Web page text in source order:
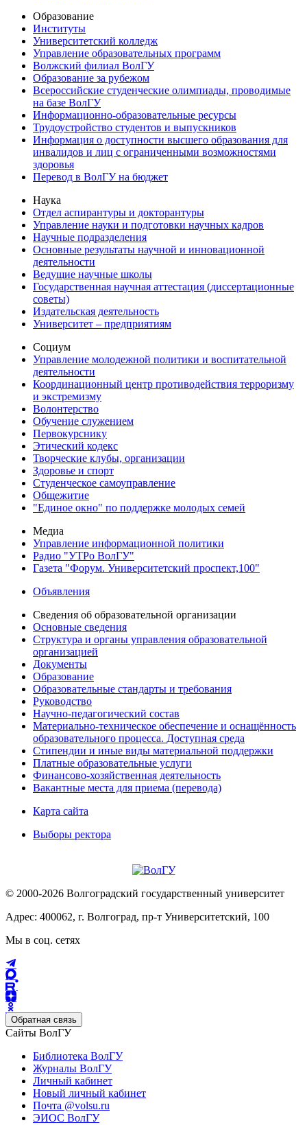
Образование
Институты
Университетский колледж
Управление образовательных программ
Волжский филиал ВолГУ
Образование за рубежом
Всероссийские студенческие олимпиады, проводимые
на базе ВолГУ
Информационно-образовательные ресурсы
Трудоустройство студентов и выпускников
Информация о доступности высшего образования для
инвалидов и лиц с ограниченными возможностями
здоровья
Перевод в ВолГУ на бюджет
Наука
Отдел аспирантуры и докторантуры
Управление науки и подготовки научных кадров
Научные подразделения
Основные результаты научной и инновационной
деятельности
Ведущие научные школы
Государственная научная аттестация (диссертационные
советы)
Издательская деятельность
Университет – предприятиям
Социум
Управление молодежной политики и воспитательной
деятельности
Координационный центр противодействия терроризму
и экстремизму
Волонтерство
Обучение служением
Первокурснику
Этический кодекс
Творческие клубы, организации
Здоровье и спорт
Студенческое самоуправление
Общежитие
"Единое окно" по поддержке молодых семей
Медиа
Управление информационной политики
Радио "УТРо ВолГУ"
Газета "Форум. Университетский проспект,100"
Объявления
Сведения об образовательной организации
Основные сведения
Структура и органы управления образовательной
организацией
Документы
Образование
Образовательные стандарты и требования
Руководство
Научно-педагогический состав
Материально-техническое обеспечение и оснащённость
образовательного процесса. Доступная среда
Стипендии и иные виды материальной поддержки
Платные образовательные услуги
Финансово-хозяйственная деятельность
Вакантные места для приема (перевода)
Карта сайта
Выборы ректора
© 2000-2026 Волгоградский государственный университет
Адрес: 400062, г. Волгоград, пр-т Университетский, 100
Мы в соц. сетях
Обратная связь
Сайты ВолГУ
Библиотека ВолГУ
Журналы ВолГУ
Личный кабинет
Новый личный кабинет
Почта @volsu.ru
ЭИОС ВолГУ